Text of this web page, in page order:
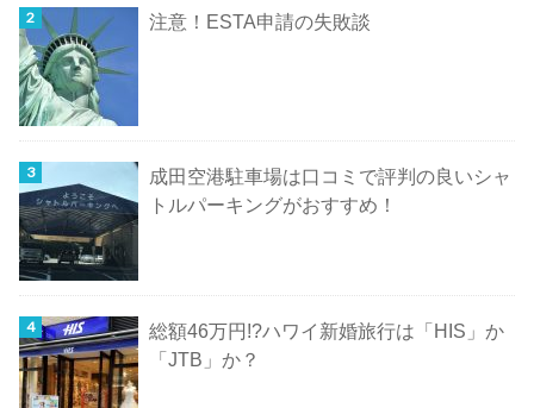
注意！ESTA申請の失敗談
成田空港駐車場は口コミで評判の良いシャ
トルパーキングがおすすめ！
総額46万円!?ハワイ新婚旅行は「HIS」か
「JTB」か？